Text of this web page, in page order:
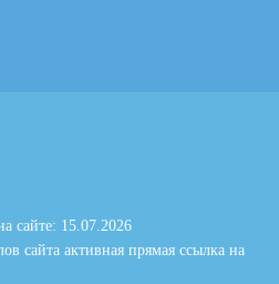
сайте: 15.07.2026
сайта активная прямая ссылка на